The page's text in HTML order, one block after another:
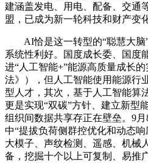
建涵盖发电、用电、配备、交通
盟，已成为新一轮科技和财产变
AI恰是这一转型的“聪慧大脑
系统性利好。国度成长委、国度
进“人工智能+”能源高质量成长
法》），但人工智能使用能源行
型人才，其次，基于人工智能算
更是实现“双碳”方针、建立新型
组织间数据共享存正在壁垒。9月
中“提拔负荷侧群控优化和动态
大模子、声纹检测、遥感、机械
备，挖掘十个以上可复制、易推